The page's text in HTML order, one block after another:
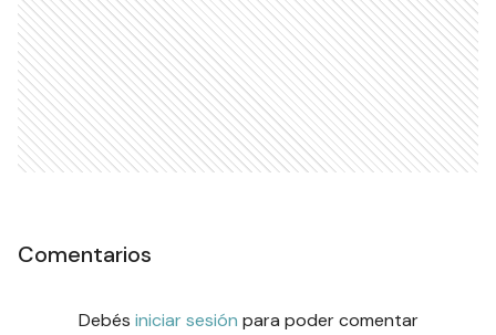
Comentarios
Debés iniciar sesión para poder comentar